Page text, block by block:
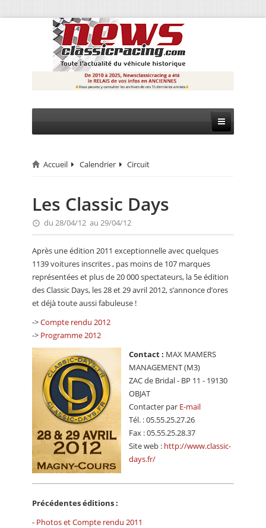
CIRCUIT
MONTAGNE
EVÈNEMENTS
FOCUS
VIDEO
ANNUAIRES
PETITES ANNONCES
Accueil Calendrier Circuit
Les Classic Days
du 28/04/12 au 29/04/12
Après une édition 2011 exceptionnelle avec quelques
1139 voitures inscrites , pas moins de 107 marques
représentées et plus de 20 000 spectateurs, la 5e édition
des Classic Days, les 28 et 29 avril 2012, s’annonce d’ores
et déjà toute aussi fabuleuse !
->Compte rendu 2012
-> Programme 2012
Contact : MAX MAMERS
MANAGEMENT (M3)
ZAC de Bridal - BP 11 - 19130
OBJAT
Contacter par E-mail
Tél. : 05.55.25.27.26
Fax : 05.55.25.28.37
Site web : http://www.classic-
days.fr/
Précédentes éditions :
- Photos et Compte rendu 2011